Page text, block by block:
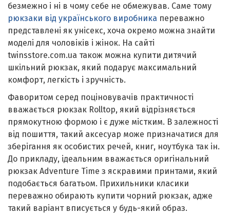
безмежно і ні в чому себе не обмежував. Саме тому
рюкзаки від українського виробника переважно
представлені як унісекс, хоча окремо можна знайти
моделі для чоловіків і жінок. На сайті
twinsstore.com.ua також можна купити дитячий
шкільний рюкзак, який подарує максимальний
комфорт, легкість і зручність.
Фаворитом серед поціновувачів практичності
вважається рюкзак Rolltop, який відрізняється
прямокутною формою і є дуже містким. В залежності
від пошиття, такий аксесуар може призначатися для
зберігання як особистих речей, книг, ноутбука так ін.
До прикладу, ідеальним вважається оригінальний
рюкзак Adventure Time з яскравими принтами, який
подобається багатьом. Прихильники класики
переважно обирають купити чорний рюкзак, адже
такий варіант вписується у будь-який образ.